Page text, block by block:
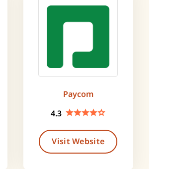
Paycom
4.3
Visit Website